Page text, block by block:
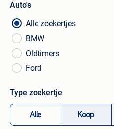
Auto's
Alle zoekertjes
BMW
Oldtimers
Ford
Type zoekertje
Alle Koop